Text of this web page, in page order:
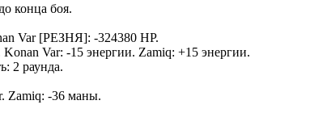
конца боя.
Var[РЕЗНЯ]: -324380 HP.
Konan Var: -15 энергии. Zamiq: +15 энергии.
2 раунда.
. Zamiq: -36 маны.